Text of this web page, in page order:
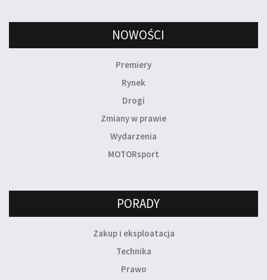
NOWOŚCI
Premiery
Rynek
Drogi
Zmiany w prawie
Wydarzenia
MOTORsport
PORADY
Zakup i eksploatacja
Technika
Prawo